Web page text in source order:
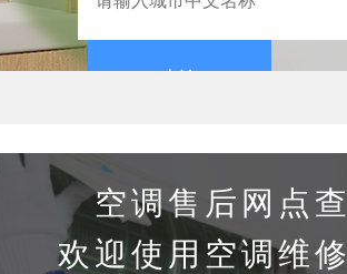
空调售后网点
欢迎使用空调维